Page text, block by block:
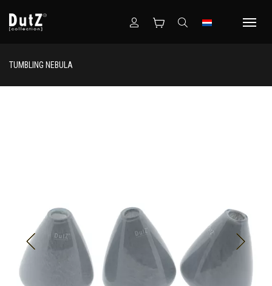
TUMBLING NEBULA